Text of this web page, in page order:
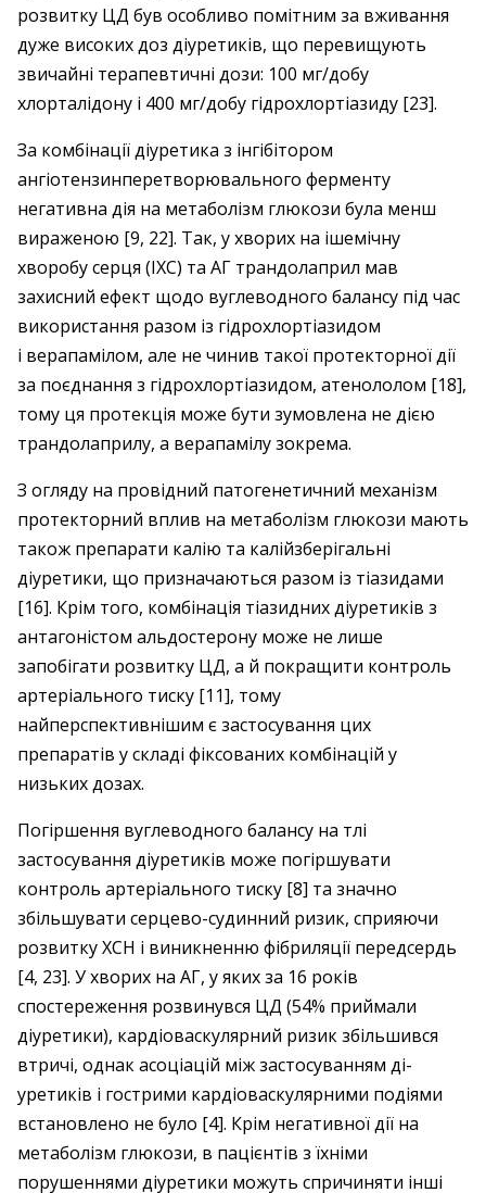
розвитку ЦД був особливо помітним за вживання
дуже високих доз діуретиків, що перевищують
звичайні терапевтичні дози: 100 мг/добу
хлорталідону і 400 мг/добу гідрохлортіазиду [23].
За комбінації діуретика з інгібітором
ангіотензинперетворювального ферменту
негативна дія на метаболізм глюкози була менш
вираженою [9, 22]. Так, у хворих на ішемічну
хворобу серця (ІХС) та АГ трандолаприл мав
захисний ефект щодо вуглеводного балансу під час
використання разом із гідрохлортіазидом
і верапамілом, але не чинив такої протекторної дії
за поєднання з гідрохлортіазидом, атенололом [18],
тому ця протекція може бути зумовлена не дією
трандолаприлу, а верапамілу зокрема.
З огляду на провідний патогенетичний механізм
протекторний вплив на метаболізм глюкози мають
також препарати калію та калійзберігальні
діуретики, що призначаються разом із тіазидами
[16]. Крім того, комбінація тіазидних діуретиків з
антагоністом альдостерону може не лише
запобігати розвитку ЦД, а й покращити контроль
артеріального тиску [11], тому
найперспективнішим є застосування цих
препаратів у складі фіксованих комбінацій у
низьких дозах.
Погіршення вуглеводного балансу на тлі
застосування діуретиків може погіршувати
контроль артеріального тиску [8] та значно
збільшувати серцево-­судинний ризик, сприяючи
розвитку ХСН і виникненню фібриляції передсердь
[4, 23]. У хворих на АГ, у яких за 16 років
спостереження розвинувся ЦД (54% приймали
діуретики), кардіоваскулярний ризик збільшився
втричі, однак асоціацій між застосуванням ді­
уретиків і гострими кардіоваскулярними подіями
встановлено не було [4]. Крім негативної дії на
метаболізм глюкози, в пацієнтів з їхніми
порушеннями ді­уретики можуть спричиняти інші